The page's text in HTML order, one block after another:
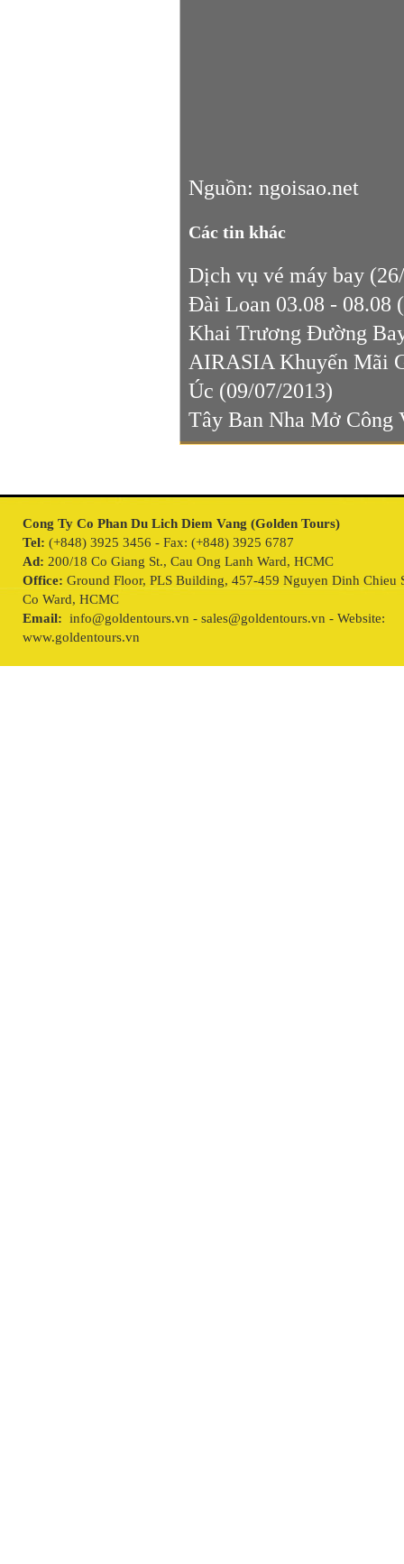
Nguồn: ngoisao.net
Các tin khác
Dịch vụ vé máy bay
Đài Loan 03.08 - 08.08
Khai Trương Đường
AIRASIA Khuyến Mãi
Úc (09/07/2013)
Tây Ban Nha Mở
Cong Ty Co Phan Du Lich Diem Vang (Golden Tours)
Tel: (+848) 3925 3456 - Fax: (+848) 3925 6787
Ad: 200/18 Co Giang St., Cau Ong Lanh Ward, HCMC
Office: Ground Floor, PLS Building, 457-459 Nguyen Dinh Chieu
Co Ward, HCMC
Email: info@goldentours.vn - sales@goldentours.vn - Website:
www.goldentours.vn